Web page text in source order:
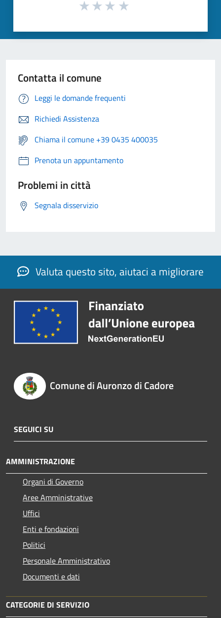
Contatta il comune
Leggi le domande frequenti
Richiedi Assistenza
Chiama il comune +39 0435 400035
Prenota un appuntamento
Problemi in città
Segnala disservizio
Valuta questo sito, aiutaci a migliorare
Comune di Auronzo di Cadore
SEGUICI SU
AMMINISTRAZIONE
Organi di Governo
Aree Amministrative
Uffici
Enti e fondazioni
Politici
Personale Amministrativo
Documenti e dati
CATEGORIE DI SERVIZIO